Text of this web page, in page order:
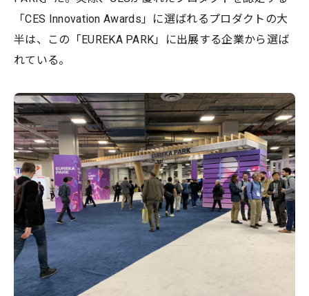
「CES Innovation Awards」に選ばれるプロダクトの大
半は、この「EUREKA PARK」に出展する企業から選ば
れている。